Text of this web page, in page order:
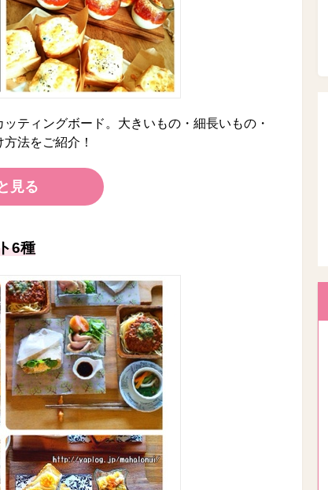
ティングボード。大きいもの・細長いもの・
法をご紹介！
見る
6種